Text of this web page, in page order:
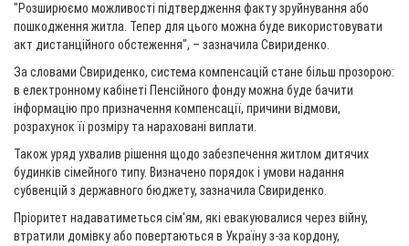
"Розширюємо можливості підтвердження факту зруйнування або
пошкодження житла. Тепер для цього можна буде використовувати
акт дистанційного обстеження", – зазначила Свириденко.
За словами Свириденко, система компенсацій стане більш прозорою:
в електронному кабінеті Пенсійного фонду можна буде бачити
інформацію про призначення компенсації, причини відмови,
розрахунок її розміру та нараховані виплати.
Також уряд ухвалив рішення щодо забезпечення житлом дитячих
будинків сімейного типу. Визначено порядок і умови надання
субвенцій з державного бюджету, зазначила Свириденко.
Пріоритет надаватиметься сім'ям, які евакуювалися через війну,
втратили домівку або повертаються в Україну з-за кордону,